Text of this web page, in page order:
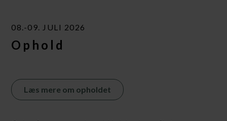
08.-09. JULI 2026
Ophold
Læs mere om opholdet